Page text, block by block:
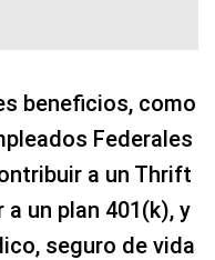
beneficios, como
Federales
a un Thrift
a un plan 401(k), y
seguro de vida